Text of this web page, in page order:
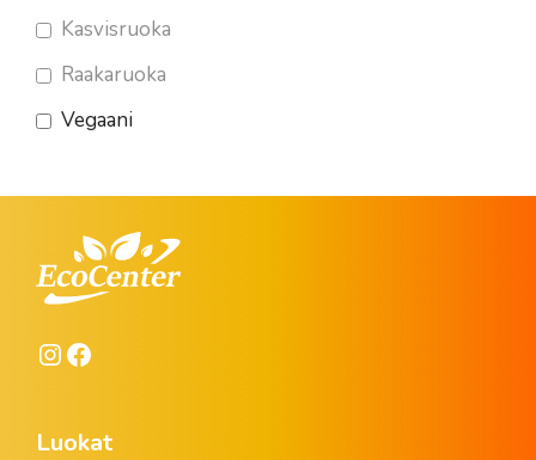
Kasvisruoka
Raakaruoka
Vegaani
Instagram
Luokat